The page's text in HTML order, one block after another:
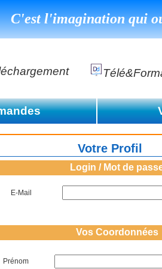
C'est l'imagination qui
DéClé Excellence
DéClé Excellence
commande
Consulter
Consulter
Votre Profil
Login / Mot de
E-Mail
Vos Coordonnées
Prénom